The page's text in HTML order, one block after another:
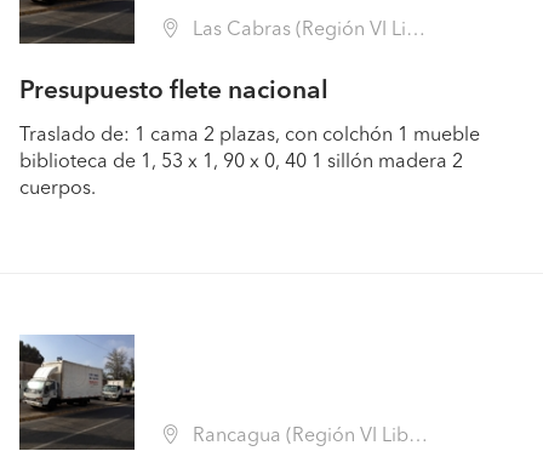
Las Cabras (Región VI Libertador B. O'Higgins - Cachapoal)
Presupuesto flete nacional
Traslado de: 1 cama 2 plazas, con colchón 1 mueble
biblioteca de 1, 53 x 1, 90 x 0, 40 1 sillón madera 2
cuerpos.
Rancagua (Región VI Libertador B. O'Higgins - Cachapoal)